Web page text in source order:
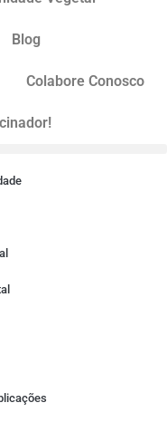
Blog
Colabore Conosco